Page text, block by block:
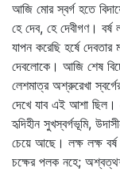
আজি মোর স্বর্গ হতে
হে দেব, হে দেবীগণ। বর্ষ
যাপন করেছি হর্ষে দেবতার
দেবলোকে। আজি শেষ
লেশমাত্র অশ্রুরেখা
দেখে যাব এই আশা ছিল।
হৃদিহীন সুখস্বর্গভূমি,
চেয়ে আছে। লক্ষ লক্ষ বর্ষ
চক্ষের পলক নহে;